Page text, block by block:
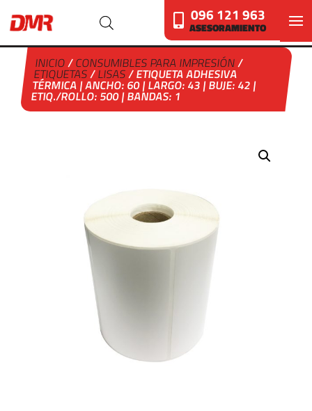
096 121 963
ASESORAMIENTO
INICIO/CONSUMIBLES PARA IMPRESIÓN/
ETIQUETAS/LISAS/ ETIQUETA ADHESIVA
TÉRMICA | ANCHO: 60 | LARGO: 43 | BUJE: 42 |
ETIQ./ROLLO: 500 | BANDAS: 1